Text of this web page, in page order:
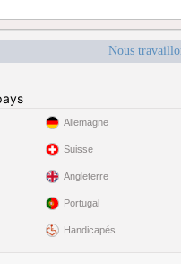
Nous
Allemagne
Suisse
Angleterre
Portugal
Handicapés